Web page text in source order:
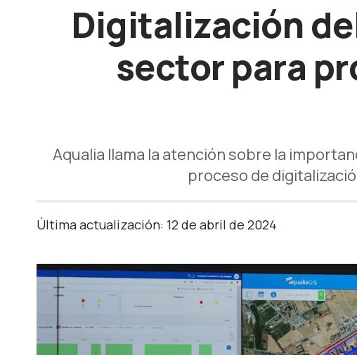
Digitalización
sector para
Aqualia llama la atención sobre la
proceso de
Última actualización: 12 de abril de 2024